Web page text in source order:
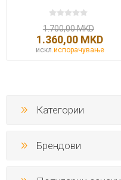
1.700,00 MKD
1.360,00 MKD
искл. испорачување
Категории
Брендови